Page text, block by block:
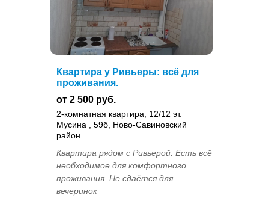
Квартира у Ривьеры: всё для
проживания.
от 2 500 руб.
2-комнатная квартира, 12/12 эт.
Мусина , 59б, Ново-Савиновский
район
Квартира рядом с Ривьерой. Есть всё
необходимое для комфортного
проживания. Не сдаётся для
вечеринок